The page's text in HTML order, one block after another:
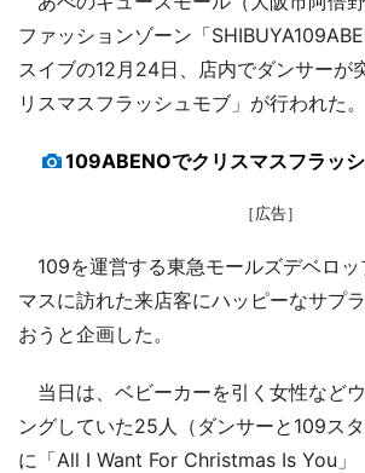
ファッションゾーン「
スイブの12月24日、店内でダンサーが
リスマスフラッシュモブ」が行われた。
109ABENOでクリスマスフラッ
［広告］
109を運営する東急モールズデベロッ
マスに訪れた来店客にハッピーなサプ
おうと企画した。
当日は、ベビーカーを引く女性など
ングしていた25人（ダンサーと109ス
に「All I Want For Christmas Is You」